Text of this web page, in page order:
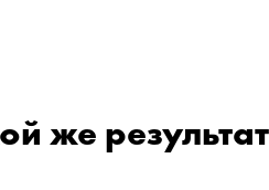
же